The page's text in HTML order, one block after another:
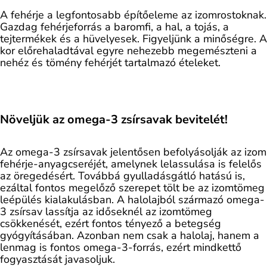
A fehérje a legfontosabb építőeleme az izomrostoknak.
Gazdag fehérjeforrás a baromfi, a hal, a tojás, a
tejtermékek és a hüvelyesek. Figyeljünk a minőségre. A
kor előrehaladtával egyre nehezebb megemészteni a
nehéz és tömény fehérjét tartalmazó ételeket.
Növeljük az omega-3 zsírsavak bevitelét!
Az omega-3 zsírsavak jelentősen befolyásolják az izom
fehérje-anyagcseréjét, amelynek lelassulása is felelős
az öregedésért. Továbbá gyulladásgátló hatású is,
ezáltal fontos megelőző szerepet tölt be az izomtömeg
leépülés kialakulásban. A halolajból származó omega-
3 zsírsav lassítja az időseknél az izomtömeg
csökkenését, ezért fontos tényező a betegség
gyógyításában. Azonban nem csak a halolaj, hanem a
lenmag is fontos omega-3-forrás, ezért mindkettő
fogyasztását javasoljuk.